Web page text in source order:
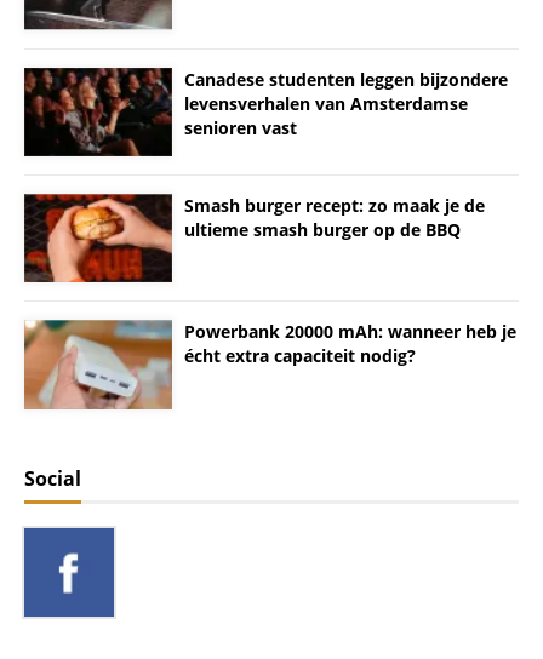
Canadese studenten leggen bijzondere
levensverhalen van Amsterdamse
senioren vast
Smash burger recept: zo maak je de
ultieme smash burger op de BBQ
Powerbank 20000 mAh: wanneer heb je
écht extra capaciteit nodig?
Social